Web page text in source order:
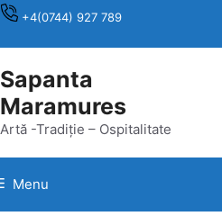
+4(0744) 927 789
Sapanta
Maramures
Artă -Tradiție – Ospitalitate
Menu